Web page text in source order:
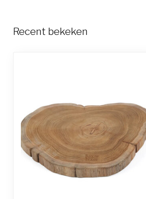
Recent bekeken